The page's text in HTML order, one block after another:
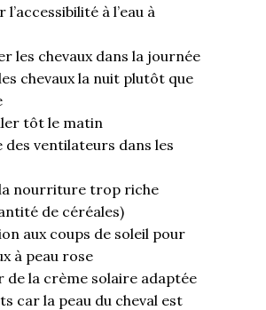
l’accessibilité à l’eau à
les chevaux dans la journée
chevaux la nuit plutôt que
tôt le matin
ventilateurs dans les
nourriture trop riche
de céréales)
aux coups de soleil pour
à peau rose
de la crème solaire adaptée
car la peau du cheval est